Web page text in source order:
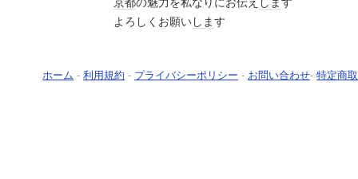
京都の魅力を私なりにお伝え します
よろしくお願いします
ホーム - 利用規約 - プライバシーポリシー - お問い合わせ- 特定商